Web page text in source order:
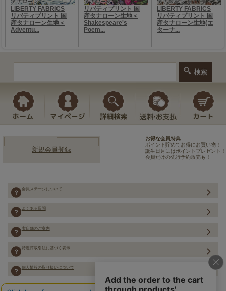
新規会員登録
お得な会員特典
ポイント貯めてお得にお買い物！
誕生日月にはポイントプレゼント！
会員だけの先行予約販売も！
会員ステージについて
よくある質問
実店舗のご案内
特定商取引法に基づく表示
個人情報の取り扱いについて